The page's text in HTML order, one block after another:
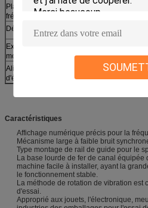
Plage de
fréquence
2~5Hz (120~300) T/MN
Déplacement 25.4mm fixes
Examinez les
mouvements
Alimentation
d'énergie
AC220V±10% 50Hz
Caractéristiques
Affichage numérique précis pour la
Mécanisme large à faible bruit
Type montage de rail de guide pour le
La base lourde de fer de canal
machine facile à installer, ayant la
le fonctionnement stable.
La méthode de rotation de vibration est
d'essai.
Approprié aux jouets, l'électronique,